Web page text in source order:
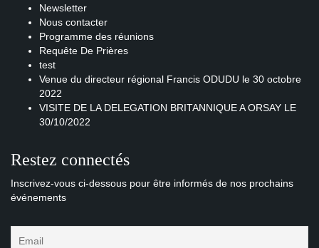
Newsletter
Nous contacter
Programme des réunions
Requête De Prières
test
Venue du directeur régional Francis ODUDU le 30 octobre
2022
VISITE DE LA DELEGATION BRITANNIQUE A ORSAY LE
30/10/2022
Restez connectés
Inscrivez-vous ci-dessous pour être informés de nos prochains
événements